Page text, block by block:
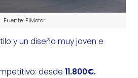
Fuente: ElMotor
y un diseño muy joven e
desde 11.800€.